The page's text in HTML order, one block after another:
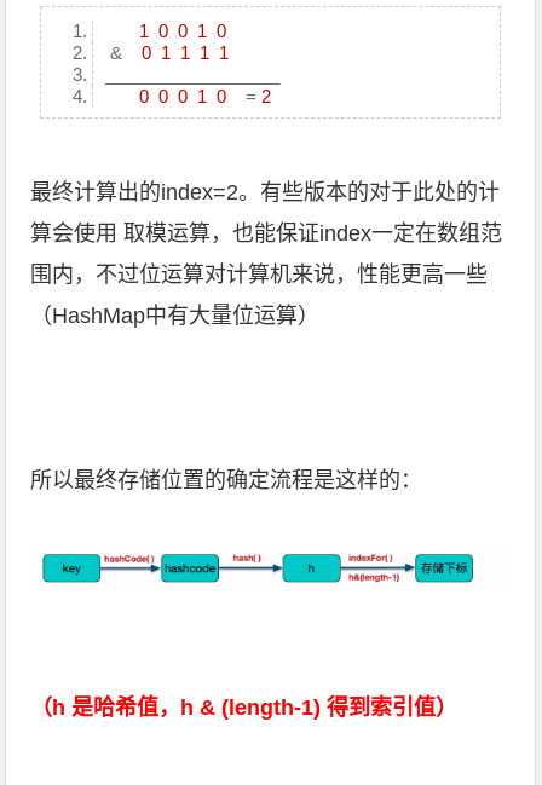
1 0 0 1 0
&0 1 1 1 1
0 0 0 1 0 = 2
最终计算出的index=2。有些版本的对于此处的计
算会使用 取模运算，也能保证index一定在数组范
围内，不过位运算对计算机来说，性能更高一些
（HashMap中有大量位运算）
所以最终存储位置的确定流程是这样的：
（h 是哈希值，h & (length-1) 得到索引值）